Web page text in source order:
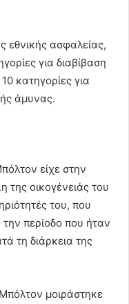
εθνικής ασφαλείας,
για διαβίβαση
κατηγορίες για
άμυνας.
είχε στην
της οικογένειάς του
του, που
περίοδο που ήταν
τη διάρκεια της
μοιράστηκε